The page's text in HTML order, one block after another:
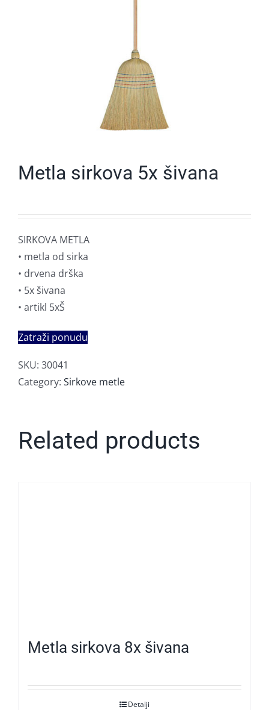
Metla sirkova 5x šivana
SIRKOVA METLA
• metla od sirka
• drvena drška
• 5x šivana
• artikl 5xŠ
Zatraži ponudu
SKU: 30041
Category: Sirkove metle
Related products
Metla sirkova 8x šivana
Detalji